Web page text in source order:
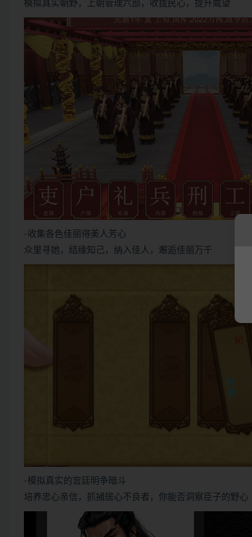
模拟真实朝野，上朝管理六部，收拢民心，提升威望
-收集各色佳丽得美人芳心
众里寻她，结缘知己，纳入佳人，邂逅佳丽万千
-模拟真实的宫廷明争暗斗
培养忠心亲信，抓捕居心不良者，你能否洞察臣子的野心